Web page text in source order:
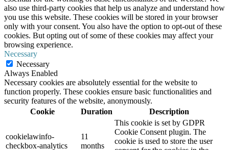
also use third-party cookies that help us analyze and understand how
you use this website. These cookies will be stored in your browser
only with your consent. You also have the option to opt-out of these
cookies. But opting out of some of these cookies may affect your
browsing experience.
Necessary
Necessary
Always Enabled
Necessary cookies are absolutely essential for the website to
function properly. These cookies ensure basic functionalities and
security features of the website, anonymously.
Cookie
Duration Description
cookielawinfo-
checkbox-analytics
11
months
This cookie is set by GDPR
Cookie Consent plugin. The
cookie is used to store the user